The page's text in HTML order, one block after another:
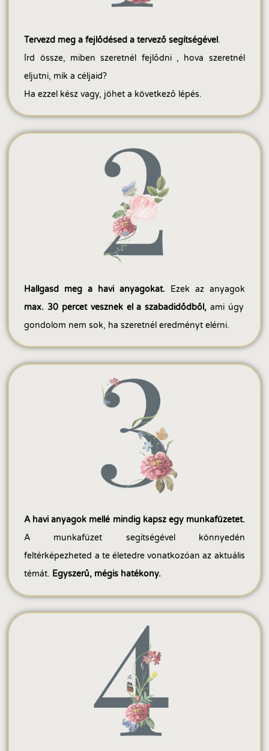
Tervezd meg a fejlődésed a tervező segítségével.
Írd össze, miben szeretnél fejlődni , hova szeretnél
eljutni, mik a céljaid?
Ha ezzel kész vagy, jöhet a következő lépés.
Hallgasd meg a havi anyagokat. Ezek az anyagok
max. 30 percet vesznek el a szabadidődből, ami úgy
gondolom nem sok, ha szeretnél eredményt elérni.
A havi anyagok mellé mindig kapsz egy munkafüzetet.
A munkafüzet segítségével könnyedén
feltérképezheted a te életedre vonatkozóan az aktuális
témát. Egyszerű, mégis hatékony.